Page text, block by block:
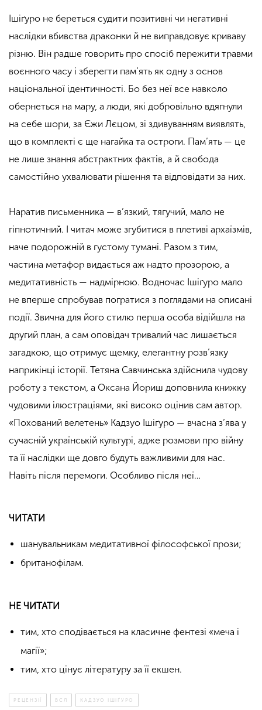
Ішіґуро не береться судити позитивні чи негативні
наслідки вбивства драконки й не виправдовує криваву
різню. Він радше говорить про спосіб пережити травми
воєнного часу і зберегти пам’ять як одну з основ
національної ідентичності. Бо без неї все навколо
обернеться на мару, а люди, які добровільно вдягнули
на себе шори, за Єжи Лєцом, зі здивуванням виявлять,
що в комплекті є ще нагайка та остроги. Пам’ять — це
не лише знання абстрактних фактів, а й свобода
самостійно ухвалювати рішення та відповідати за них.
Наратив письменника — в’язкий, тягучий, мало не
гіпнотичний. І читач може згубитися в плетиві архаїзмів,
наче подорожній в густому тумані. Разом з тим,
частина метафор видається аж надто прозорою, а
медитативність — надмірною. Водночас Ішіґуро мало
не вперше спробував погратися з поглядами на описані
події. Звична для його стилю перша особа відійшла на
другий план, а сам оповідач тривалий час лишається
загадкою, що отримує щемку, елегантну розв’язку
наприкінці історії. Тетяна Савчинська здійснила чудову
роботу з текстом, а Оксана Йориш доповнила книжку
чудовими ілюстраціями, які високо оцінив сам автор.
«Похований велетень» Кадзуо Ішіґуро — вчасна з’ява у
сучасній українській культурі, адже розмови про війну
та її наслідки ще довго будуть важливими для нас.
Навіть після перемоги. Особливо після неї…
ЧИТАТИ
шанувальникам медитативної філософської прози;
британофілам.
НЕ ЧИТАТИ
тим, хто сподівається на класичне фентезі «меча і
магії»;
тим, хто цінує літературу за її екшен.
РЕЦЕНЗІЇ ВСЛ КАДЗУО ІШІҐУРО